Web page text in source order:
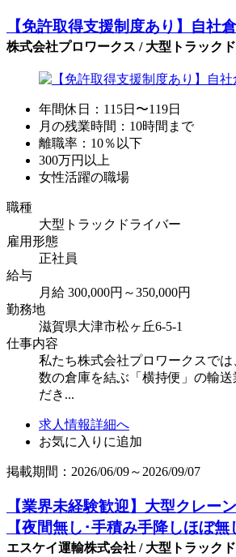
【免許取得支援制度あり】自社
株式会社プロワークス / 大型トラック
年間休日：115日〜119日
月の残業時間：10時間まで
離職率：10％以下
300万円以上
女性活躍の職場
職種
大型トラックドライバー
雇用形態
正社員
給与
月給 300,000円～350,000円
勤務地
滋賀県大津市松ヶ丘6-5-1
仕事内容
私たち株式会社プロワークスで
数の倉庫を結ぶ「横持便」の輸
だき...
求人情報詳細へ
お気に入りに追加
掲載期間：2026/06/09～2026/09/07
【業界未経験歓迎】大型クレー
【夜間無し･手積み手降しほぼ無
エスケイ運輸株式会社 / 大型トラック